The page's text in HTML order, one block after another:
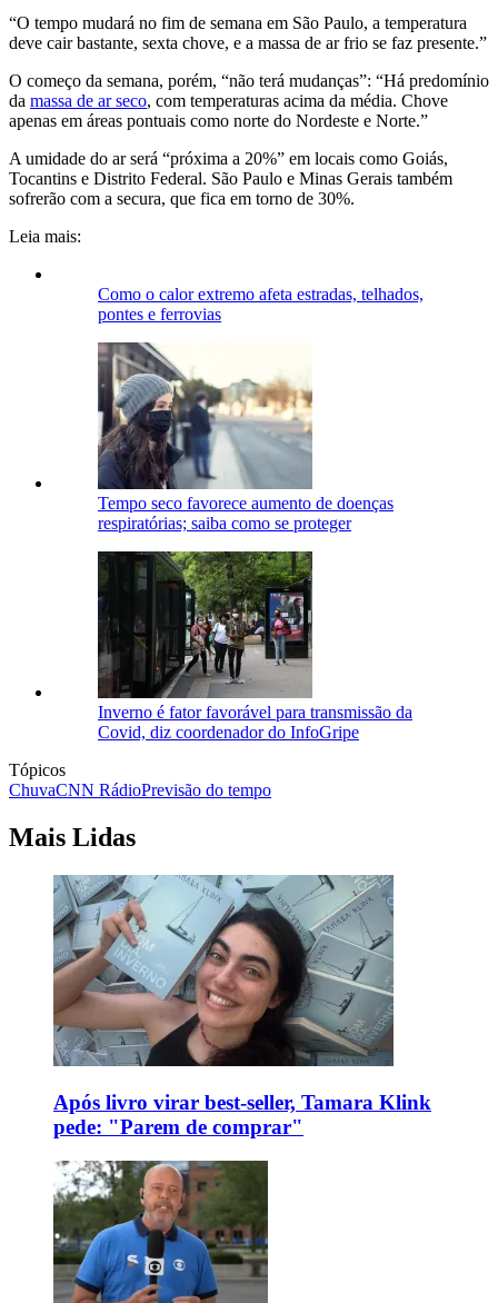
“O tempo mudará no fim de semana em São Paulo, a temperatura
deve cair bastante, sexta chove, e a massa de ar frio se faz presente.”
O começo da semana, porém, “não terá mudanças”: “Há predomínio
da massa de ar seco, com temperaturas acima da média. Chove
apenas em áreas pontuais como norte do Nordeste e Norte.”
A umidade do ar será “próxima a 20%” em locais como Goiás,
Tocantins e Distrito Federal. São Paulo e Minas Gerais também
sofrerão com a secura, que fica em torno de 30%.
Leia mais:
Como o calor extremo afeta estradas, telhados,
pontes e ferrovias
Tempo seco favorece aumento de doenças
respiratórias; saiba como se proteger
Inverno é fator favorável para transmissão da
Covid, diz coordenador do InfoGripe
Tópicos
ChuvaCNN RádioPrevisão do tempo
Mais Lidas
Após livro virar best-seller, Tamara Klink
pede: "Parem de comprar"